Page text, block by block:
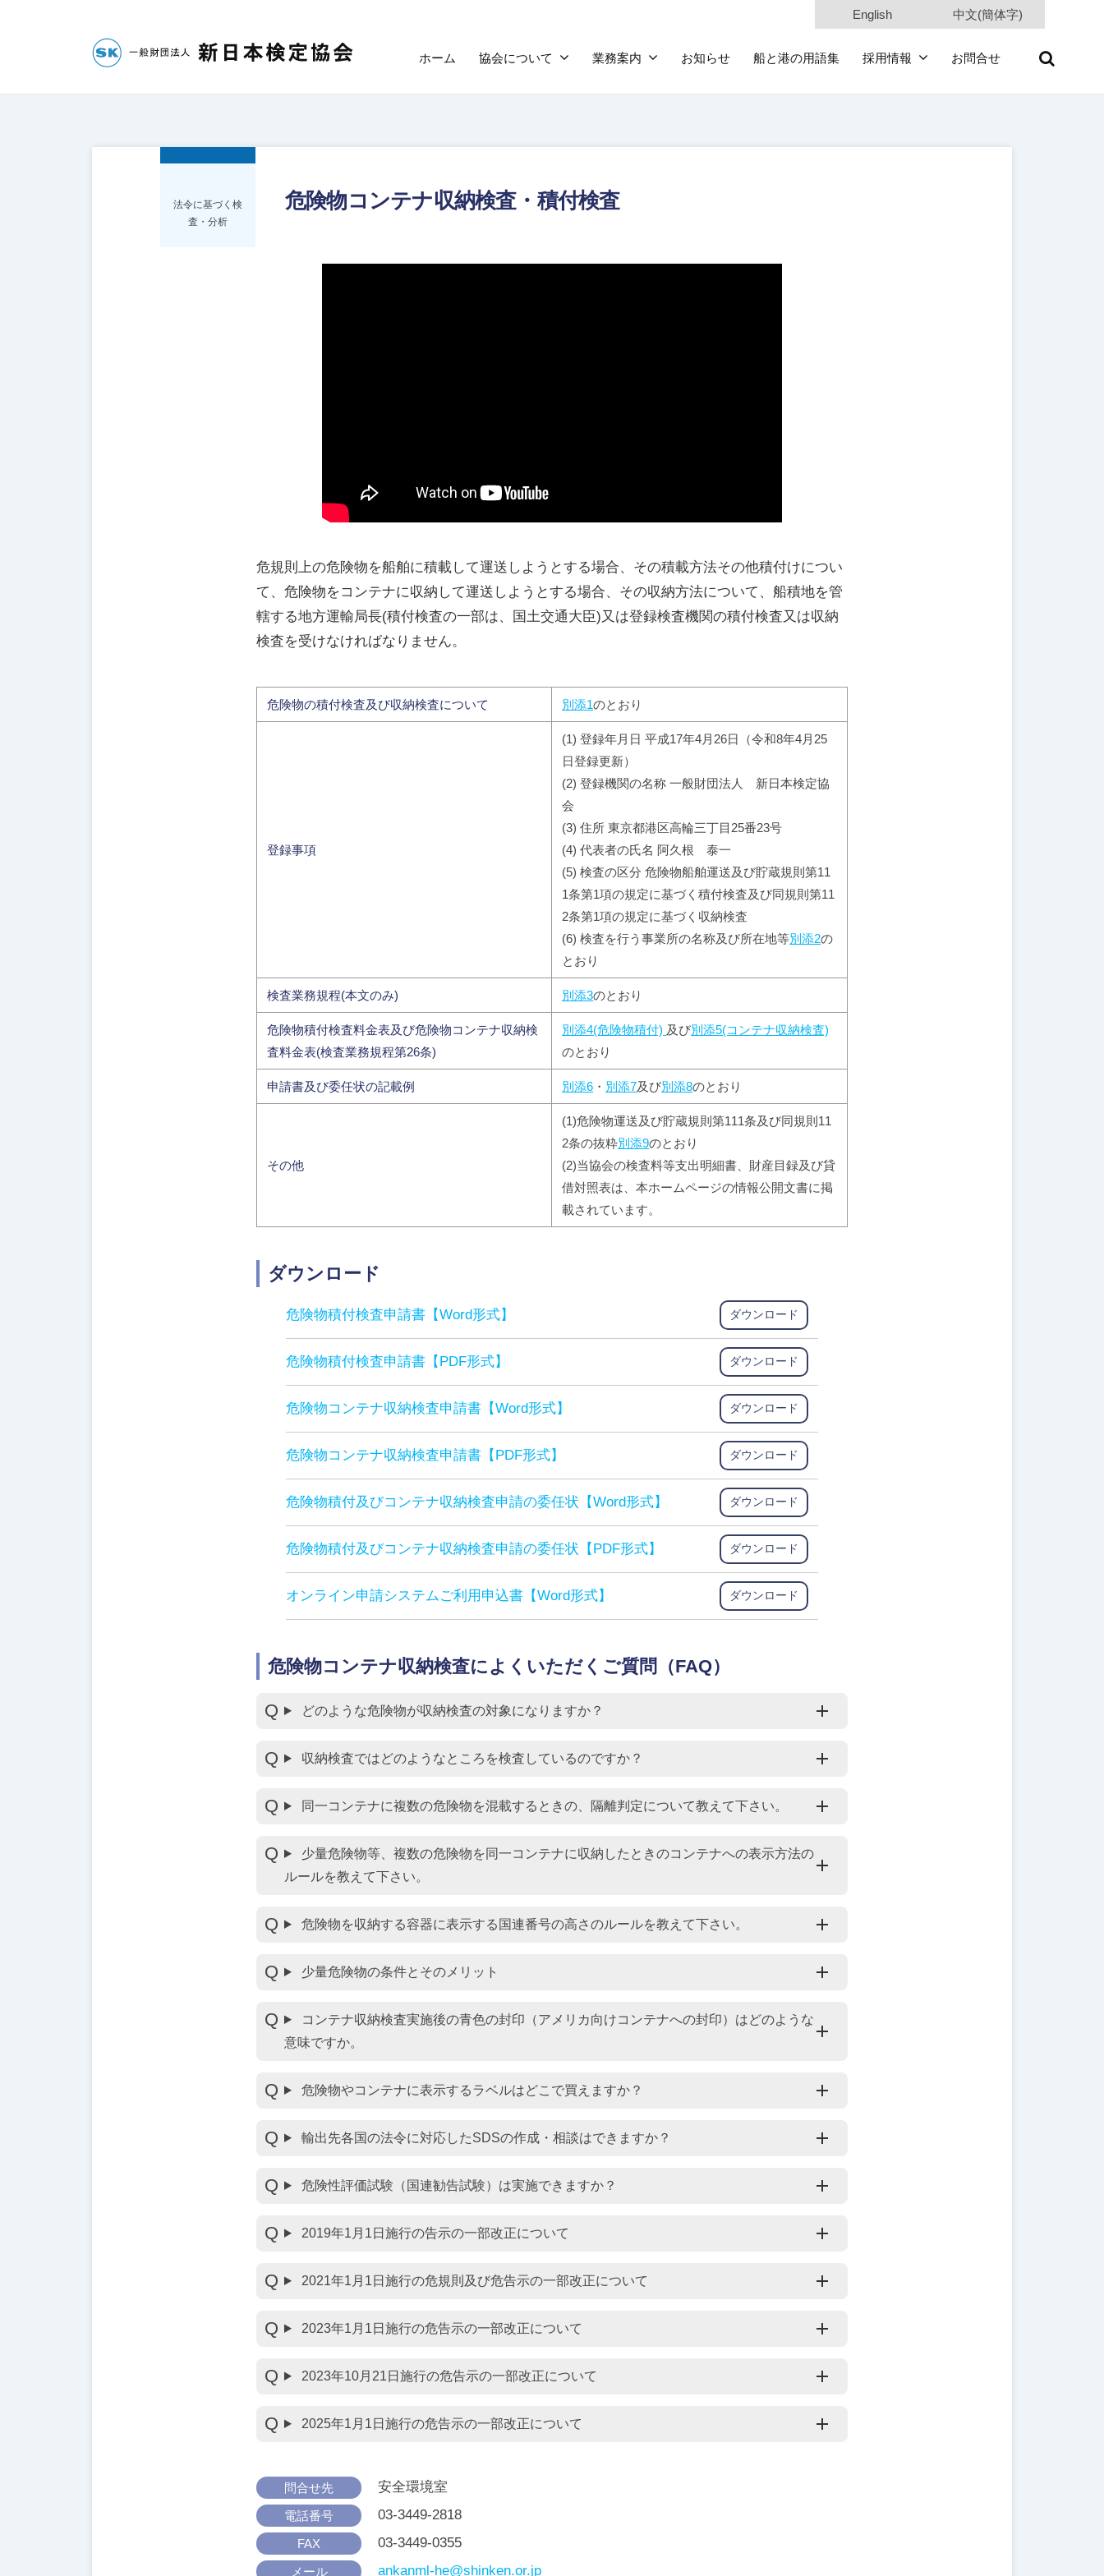
English 中文(簡体字)
ホーム 協会について 業務案内 お知らせ 船と港の用語集 採用情報 お問合せ
法令に基づく検
査・分析
危険物コンテナ収納検査・積付検査
危規則上の危険物を船舶に積載して運送しようとする場合、その積載方法その他積付けについ
て、危険物をコンテナに収納して運送しようとする場合、その収納方法について、船積地を管
轄する地方運輸局長(積付検査の一部は、国土交通大臣)又は登録検査機関の積付検査又は収納
検査を受けなければなりません。
危険物の積付検査及び収納検査について 別添1のとおり
登録事項
(1) 登録年月日 平成17年4月26日（令和8年4月25
日登録更新）
(2) 登録機関の名称 一般財団法人 新日本検定協
会
(3) 住所 東京都港区高輪三丁目25番23号
(4) 代表者の氏名 阿久根 泰一
(5) 検査の区分 危険物船舶運送及び貯蔵規則第11
1条第1項の規定に基づく積付検査及び同規則第11
2条第1項の規定に基づく収納検査
(6) 検査を行う事業所の名称及び所在地等別添2の
とおり
検査業務規程(本文のみ) 別添3のとおり
危険物積付検査料金表及び危険物コンテナ収納検
査料金表(検査業務規程第26条)
別添4(危険物積付) 及び別添5(コンテナ収納検査)
のとおり
申請書及び委任状の記載例 別添6 ・ 別添7及び別添8のとおり
その他
(1)危険物運送及び貯蔵規則第111条及び同規則11
2条の抜粋別添9のとおり
(2)当協会の検査料等支出明細書、財産目録及び貸
借対照表は、本ホームページの情報公開文書に掲
載されています。
ダウンロード
危険物積付検査申請書【Word形式】 ダウンロード
危険物積付検査申請書【PDF形式】 ダウンロード
危険物コンテナ収納検査申請書【Word形式】 ダウンロード
危険物コンテナ収納検査申請書【PDF形式】 ダウンロード
危険物積付及びコンテナ収納検査申請の委任状【Word形式】 ダウンロード
危険物積付及びコンテナ収納検査申請の委任状【PDF形式】 ダウンロード
オンライン申請システムご利用申込書【Word形式】 ダウンロード
危険物コンテナ収納検査によくいただくご質問（FAQ）
どのような危険物が収納検査の対象になりますか？
収納検査ではどのようなところを検査しているのですか？
同一コンテナに複数の危険物を混載するときの、隔離判定について教えて下さい。
少量危険物等、複数の危険物を同一コンテナに収納したときのコンテナへの表示方法の
ルールを教えて下さい。
危険物を収納する容器に表示する国連番号の高さのルールを教えて下さい。
少量危険物の条件とそのメリット
コンテナ収納検査実施後の青色の封印（アメリカ向けコンテナへの封印）はどのような
意味ですか。
危険物やコンテナに表示するラベルはどこで買えますか？
輸出先各国の法令に対応したSDSの作成・相談はできますか？
危険性評価試験（国連勧告試験）は実施できますか？
2019年1月1日施行の告示の一部改正について
2021年1月1日施行の危規則及び危告示の一部改正について
2023年1月1日施行の危告示の一部改正について
2023年10月21日施行の危告示の一部改正について
2025年1月1日施行の危告示の一部改正について
問合せ先 安全環境室
電話番号 03-3449-2818
FAX 03-3449-0355
メール ankanml-he@shinken.or.jp
団
法
本